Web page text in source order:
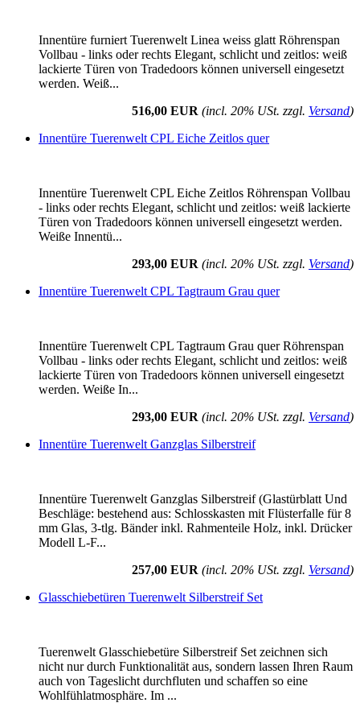
Innentüre furniert Tuerenwelt Linea weiss glatt Röhrenspan
Vollbau - links oder rechts Elegant, schlicht und zeitlos: weiß
lackierte Türen von Tradedoors können universell eingesetzt
werden. Weiß...
516,00 EUR (incl. 20% USt. zzgl. Versand)
Innentüre Tuerenwelt CPL Eiche Zeitlos quer
Innentüre Tuerenwelt CPL Eiche Zeitlos Röhrenspan Vollbau
- links oder rechts Elegant, schlicht und zeitlos: weiß lackierte
Türen von Tradedoors können universell eingesetzt werden.
Weiße Innentü...
293,00 EUR (incl. 20% USt. zzgl. Versand)
Innentüre Tuerenwelt CPL Tagtraum Grau quer
Innentüre Tuerenwelt CPL Tagtraum Grau quer Röhrenspan
Vollbau - links oder rechts Elegant, schlicht und zeitlos: weiß
lackierte Türen von Tradedoors können universell eingesetzt
werden. Weiße In...
293,00 EUR (incl. 20% USt. zzgl. Versand)
Innentüre Tuerenwelt Ganzglas Silberstreif
Innentüre Tuerenwelt Ganzglas Silberstreif (Glastürblatt Und
Beschläge: bestehend aus: Schlosskasten mit Flüsterfalle für 8
mm Glas, 3-tlg. Bänder inkl. Rahmenteile Holz, inkl. Drücker
Modell L-F...
257,00 EUR (incl. 20% USt. zzgl. Versand)
Glasschiebetüren Tuerenwelt Silberstreif Set
Tuerenwelt Glasschiebetüre Silberstreif Set zeichnen sich
nicht nur durch Funktionalität aus, sondern lassen Ihren Raum
auch von Tageslicht durchfluten und schaffen so eine
Wohlfühlatmosphäre. Im ...